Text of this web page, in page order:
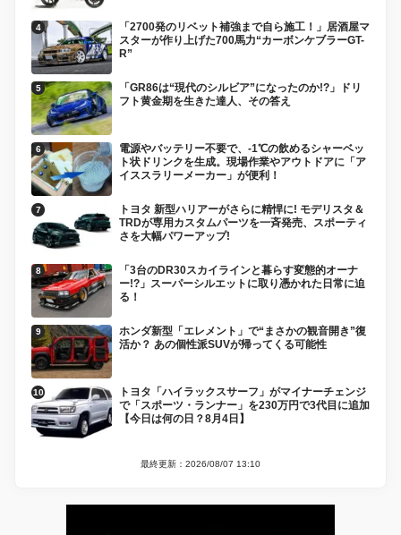
「2700発のリベット補強まで自ら施工！」居酒屋マ
スターが作り上げた700馬力“カーボンケブラーGT-
R”
「GR86は“現代のシルビア”になったのか!?」ドリ
フト黄金期を生きた達人、その答え
電源やバッテリー不要で、-1℃の飲めるシャーベッ
ト状ドリンクを生成。現場作業やアウトドアに「ア
イススラリーメーカー」が便利！
トヨタ 新型ハリアーがさらに精悍に! モデリスタ＆
TRDが専用カスタムパーツを一斉発売、スポーティ
さを大幅パワーアップ!
「3台のDR30スカイラインと暮らす変態的オーナ
ー!?」スーパーシルエットに取り憑かれた日常に迫
る！
ホンダ新型「エレメント」で“まさかの観音開き”復
活か？ あの個性派SUVが帰ってくる可能性
トヨタ「ハイラックスサーフ」がマイナーチェンジ
で「スポーツ・ランナー」を230万円で3代目に追加
【今日は何の日？8月4日】
最終更新：2026/08/07 13:10